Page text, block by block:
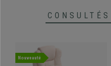
CONSULTÉS
Nouveauté